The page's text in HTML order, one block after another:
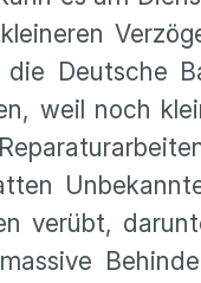
Deutsche
weil noch
verübt,